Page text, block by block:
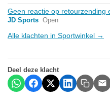
Geen reactie op retourzending
JD Sports Open
Alle klachten in Sportwinkel →
Deel deze klacht